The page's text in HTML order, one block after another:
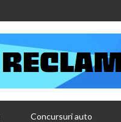
Concursuri auto